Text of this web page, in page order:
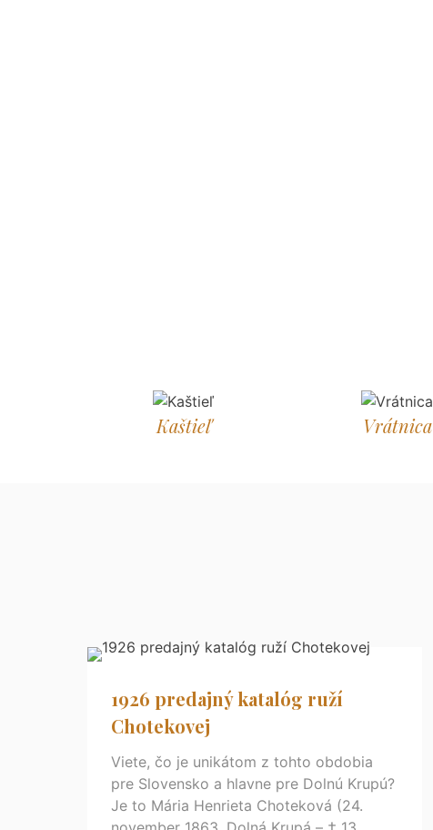
Kaštieľ Vrátnica
1926 predajný katalóg ruží
Chotekovej
Viete, čo je unikátom z tohto obdobia
pre Slovensko a hlavne pre Dolnú Krupú?
Je to Mária Henrieta Choteková (24.